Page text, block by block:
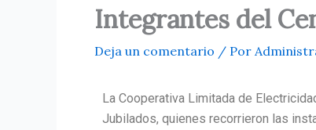
Integrantes del
Deja un comentario / Por
La Cooperativa Limitada de
Jubilados, quienes recorrieron las